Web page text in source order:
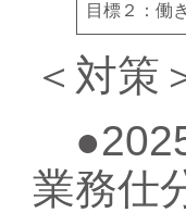
目標２：働
＜対策
業務仕